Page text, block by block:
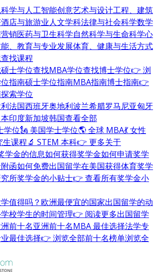
学与人工智能创意艺术与设计工程、建筑
酒店与旅游业人文学科法律与社会科学数学
销医药与卫生科学自然科学与生命科学心
、教育与专业发展体育、健康与生活方式
查找课程
士学位查找MBA学位查找博士学位👉 浏
指南硕士学位指南MBA指南博士指南👉
探索学位
法国西班牙奥地利波兰希腊罗马尼亚匈牙
印度新加坡韩国查看全部
学位🗽 美国学士学位🌎 全球 MBA💃 女性
生课程🔬 STEM 本科👉 更多关于
学金的信息如何获得奖学金如何申请奖学
函如何免费出国留学在美国获得体育奖学
所奖学金的小贴士👉 查看所有奖学金小
值得吗？ 欧洲最便宜的国家出国留学的动
校学生的时间管理👉 阅读更多出国留学
前十名亚洲前十名MBA 最佳选择法学专
最佳选择👉 浏览全部前十名榜单浏览全